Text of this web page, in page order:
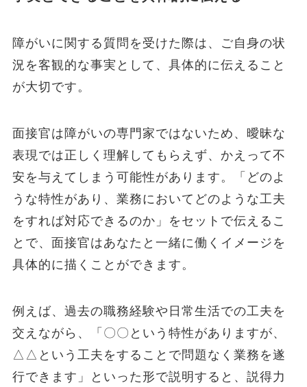
障がいに関する質問を受けた際は、ご自身の状
況を客観的な事実として、具体的に伝えること
が大切です。
面接官は障がいの専門家ではないため、曖昧な
表現では正しく理解してもらえず、かえって不
安を与えてしまう可能性があります。「どのよ
うな特性があり、業務においてどのような工夫
をすれば対応できるのか」をセットで伝えるこ
とで、面接官はあなたと一緒に働くイメージを
具体的に描くことができます。
例えば、過去の職務経験や日常生活での工夫を
交えながら、「〇〇という特性がありますが、
△△という工夫をすることで問題なく業務を遂
行できます」といった形で説明すると、説得力